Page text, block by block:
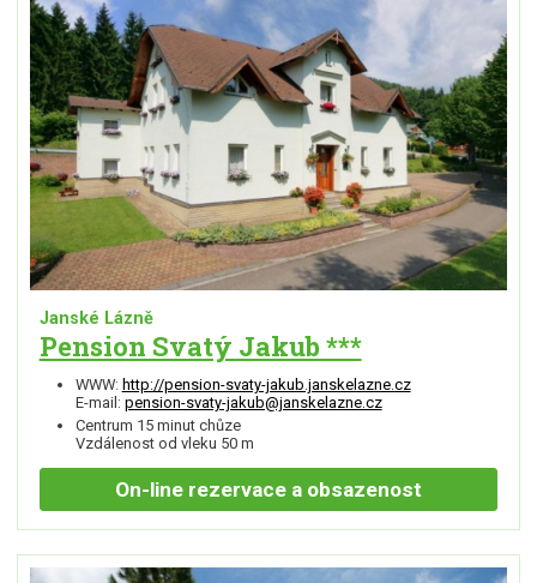
Janské Lázně
Pension Svatý Jakub ***
WWW: http://pension-svaty-jakub.janskelazne.cz
E-mail: pension-svaty-jakub@janskelazne.cz
Centrum 15 minut chůze
Vzdálenost od vleku 50 m
On-line rezervace a obsazenost